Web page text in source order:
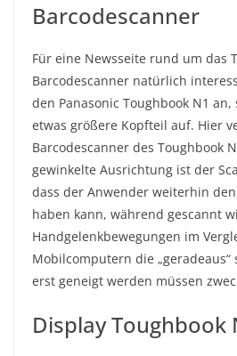
Barcodescanner
Für eine Newsseite rund um das
Barcodescanner natürlich
den Panasonic Toughbook N1
etwas größere Kopfteil auf. Hier
Barcodescanner des Toughbook
gewinkelte Ausrichtung ist der
dass der Anwender weiterhin
haben kann, während gescannt
Handgelenkbewegungen im
Mobilcomputern die
erst geneigt werden müssen
Display Toughbook